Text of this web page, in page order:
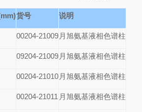
货号 说明
00204-21009 月旭氨基液相色谱柱
09204-21009 月旭氨基液相色谱柱
00204-21010 月旭氨基液相色谱柱
00204-21011 月旭氨基液相色谱柱